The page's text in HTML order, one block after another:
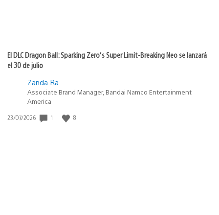
El DLC Dragon Ball: Sparking Zero’s Super Limit-Breaking Neo se lanzará
el 30 de julio
Zanda Ra
Associate Brand Manager, Bandai Namco Entertainment
America
Fecha
23/07/2026 1 8